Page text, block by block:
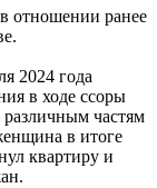
отношении ранее
2024 года
в ходе ссоры
частям
в итоге
квартиру и